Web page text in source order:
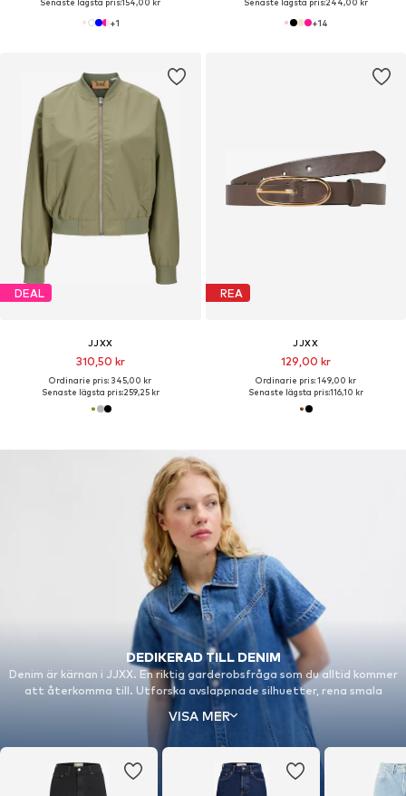
Senaste lägsta pris:154,00 kr
+1
Senaste lägsta pris:244,00 kr
+14
DEAL
JJXX
310,50 kr
Ordinarie pris: 345,00 kr
Senaste lägsta pris:259,25 kr
REA
JJXX
129,00 kr
Ordinarie pris: 149,00 kr
Senaste lägsta pris:116,10 kr
DEDIKERAD TILL DENIM
Denim är kärnan i JJXX. En riktig garderobsfråga som du alltid kommer
att återkomma till. Utforska avslappnade silhuetter, rena smala
passformer, klassiska raka skärningar och allt däremellan. Gjorda för
komfort och självförtroende, varje dag. Äg din look.
VISA MER